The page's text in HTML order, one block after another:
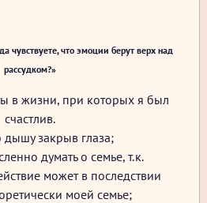
чувствуете, что эмоции берут верх над
рассудком?»
в жизни, при которых я был
счастлив.
дышу закрыв глаза;
думать о семье, т.к.
может в последствии
моей семье;